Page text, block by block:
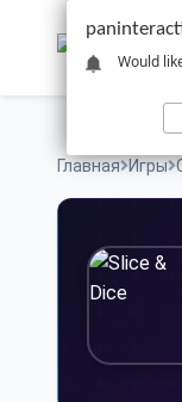
Главная Игры
Would